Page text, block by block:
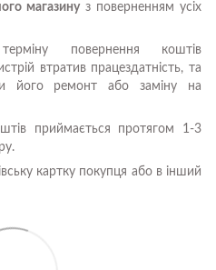
магазинуз поверненням усіх
повернення коштів
втратив працездатність, та
його ремонт або заміну на
приймається протягом 1-3
картку покупця або в інший